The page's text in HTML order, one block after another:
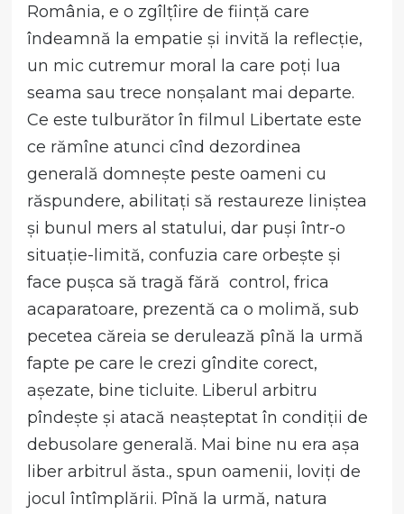
România, e o zgîlțîire de ființă care
îndeamnă la empatie și invită la reflecție,
un mic cutremur moral la care poți lua
seama sau trece nonșalant mai departe.
Ce este tulburător în filmul Libertate este
ce rămîne atunci cînd dezordinea
generală domnește peste oameni cu
răspundere, abilitați să restaureze liniștea
și bunul mers al statului, dar puși într-o
situație-limită, confuzia care orbește și
face pușca să tragă fără control, frica
acaparatoare, prezentă ca o molimă, sub
pecetea căreia se derulează pînă la urmă
fapte pe care le crezi gîndite corect,
așezate, bine ticluite. Liberul arbitru
pîndește și atacă neașteptat în condiții de
debusolare generală. Mai bine nu era așa
liber arbitrul ăsta., spun oamenii, loviți de
jocul întîmplării. Pînă la urmă, natura